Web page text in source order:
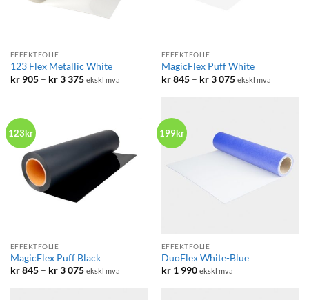
EFFEKTFOLIE
123 Flex Metallic White
kr905 – kr3 375Prisområde:
ekskl mva
EFFEKTFOLIE
MagicFlex Puff White
kr845 – kr3 075Prisområde:
ekskl mva
123kr
EFFEKTFOLIE
MagicFlex Puff Black
kr845 – kr3 075Prisområde:
ekskl mva
199kr
EFFEKTFOLIE
DuoFlex White-Blue
kr1 990 ekskl mva